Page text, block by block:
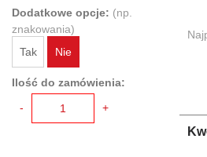
Dodatkowe opcje: (np.
znakowania)
Tak
Nie
Ilość do zamówienia:
-
+